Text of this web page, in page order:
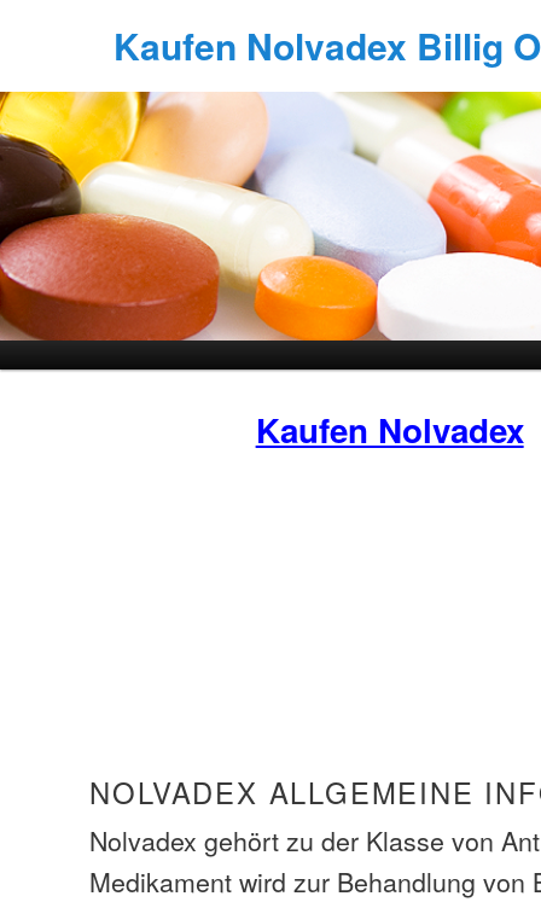
Kaufen Nolvadex Billig
Kaufen Nolvadex
NOLVADEX ALLGEMEINE
Nolvadex gehört zu der Klasse von
Medikament wird zur Behandlung von